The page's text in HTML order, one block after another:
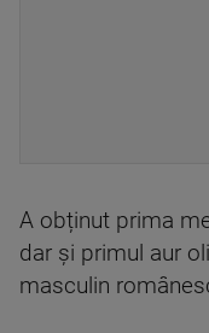
A obținut prima
dar și primul aur
masculin